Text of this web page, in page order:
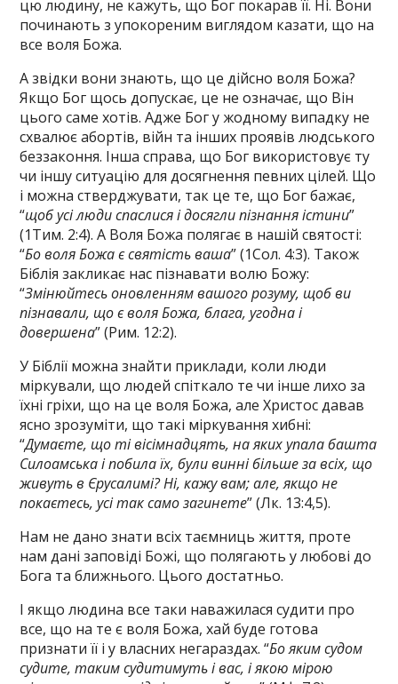
цю людину, не кажуть, що Бог покарав її. Ні. Вони
починають з упокореним виглядом казати, що на
все воля Божа.
А звідки вони знають, що це дійсно воля Божа?
Якщо Бог щось допускає, це не означає, що Він
цього саме хотів. Адже Бог у жодному випадку не
схвалює абортів, війн та інших проявів людського
беззаконня. Інша справа, що Бог використовує ту
чи іншу ситуацію для досягнення певних цілей. Що
і можна стверджувати, так це те, що Бог бажає,
“щоб усі люди спаслися і досягли пізнання істини”
(1Тим. 2:4). А Воля Божа полягає в нашій святості:
“Бо воля Божа є святість ваша” (1Сол. 4:3). Також
Біблія закликає нас пізнавати волю Божу:
“Змінюйтесь оновленням вашого розуму, щоб ви
пізнавали, що є воля Божа, блага, угодна і
довершена” (Рим. 12:2).
У Біблії можна знайти приклади, коли люди
міркували, що людей спіткало те чи інше лихо за
їхні гріхи, що на це во­ля Божа, але Христос давав
ясно зрозуміти, що такі міркування хибні:
“Думаєте, що ті вісімнадцять, на яких упала башта
Силоамська і побила їх, були винні більше за всіх, що
живуть в Єрусалимі? Ні, кажу вам; але, якщо не
покаєтесь, усі так само загинете” (Лк. 13:4,5).
Нам не дано знати всіх таємниць життя, проте
нам дані заповіді Божі, що полягають у любові до
Бога та ближнього. Цього достатньо.
І якщо людина все таки наважилася судити про
все, що на те є воля Божа, хай буде готова
признати її і у власних негараздах. “Бо яким судом
судите, таким судитимуть і вас, і якою мірою